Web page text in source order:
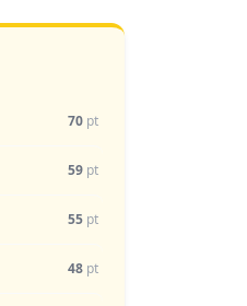
70 pt
59 pt
55 pt
48 pt